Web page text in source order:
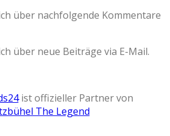
über nachfolgende Kommentare
über neue Beiträge via E-Mail.
ist offizieller Partner von